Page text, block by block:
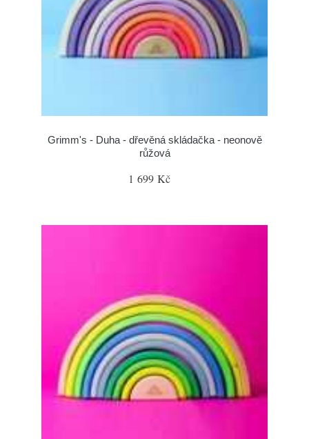
Grimm's - Duha - dřevěná skládačka - neonově
růžová
1 699 Kč